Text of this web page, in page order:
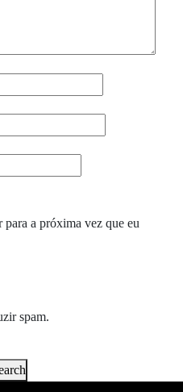
para a próxima vez que eu
spam.